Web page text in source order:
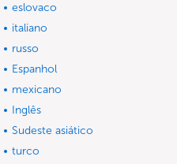
eslovaco
italiano
russo
Espanhol
mexicano
Inglês
Sudeste asiático
turco